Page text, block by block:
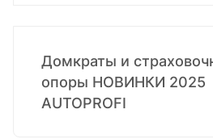
Домкраты и
опоры НОВИНКИ 2025
AUTOPROFI